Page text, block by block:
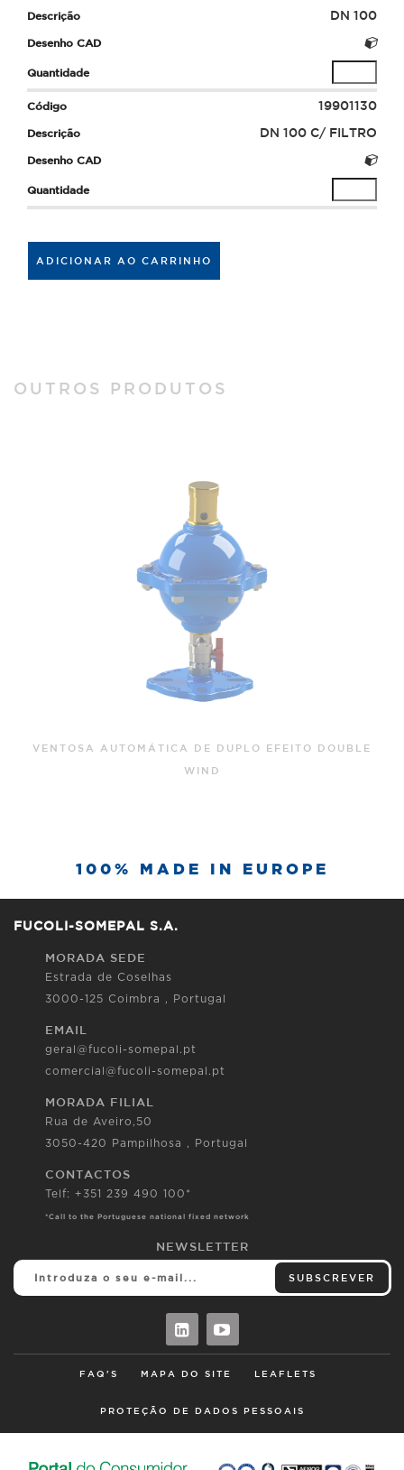
DN 100
19901130
DN 100 C/ FILTRO
ADICIONAR AO CARRINHO
OUTROS PRODUTOS
VENTOSA AUTOMÁTICA DE TRIPLO EFEITO PN10/16
100% MADE IN EUROPE
FUCOLI-SOMEPAL S.A.
MORADA SEDE
Estrada de Coselhas
3000-125 Coimbra , Portugal
EMAIL
geral@fucoli-somepal.pt
comercial@fucoli-somepal.pt
MORADA FILIAL
Rua de Aveiro,50
3050-420 Pampilhosa , Portugal
CONTACTOS
Telf: +351 239 490 100*
*Call to the Portuguese national fixed network
NEWSLETTER
SUBSCREVER
FAQ'S MAPA DO SITE LEAFLETS
PROTEÇÃO DE DADOS PESSOAIS